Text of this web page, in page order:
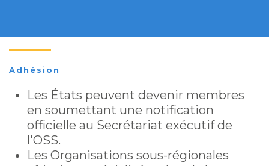
Adhésion
Les États peuvent devenir membres
en soumettant une notification
officielle au Secrétariat exécutif de
l'OSS.
Les Organisations sous-régionales